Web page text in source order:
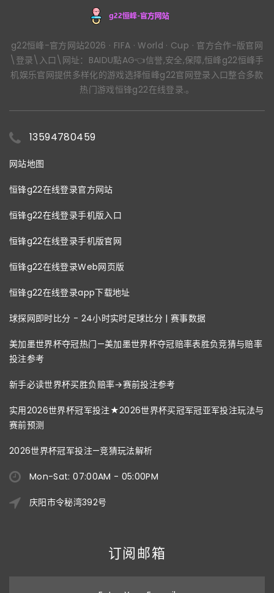
g22恒峰-官方网站2026 · FIFA · World · Cup · 官方合作-版官网
\登录\入口\网址：BAIDU點AG👈信誉,安全,保障,恒峰g22恒峰手
机娱乐官网提供多样化的游戏选择恒峰g22官网登录入口整合多款
热门游戏恒锋g22在线登录.。
13594780459
网站地图
恒锋g22在线登录官方网站
恒锋g22在线登录手机版入口
恒锋g22在线登录手机版官网
恒锋g22在线登录Web网页版
恒锋g22在线登录app下载地址
球探网即时比分 - 24小时实时足球比分 | 赛事数据
美加墨世界杯夺冠热门—美加墨世界杯夺冠赔率表胜负竞猜与赔率
投注参考
新手必读世界杯买胜负赔率→赛前投注参考
实用2026世界杯冠军投注★2026世界杯买冠军冠亚军投注玩法与
赛前预测
2026世界杯冠军投注—竞猜玩法解析
Mon-Sat: 07:00AM - 05:00PM
庆阳市令秘湾392号
订阅邮箱